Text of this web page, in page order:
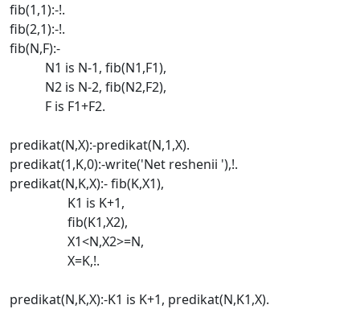
fib(1,1):-!.
fib(2,1):-!.
fib(N,F):-
N1 is N-1, fib(N1,F1),
N2 is N-2, fib(N2,F2),
F is F1+F2.
predikat(N,X):-predikat(N,1,X).
predikat(1,K,0):-write('Net reshenii '),!.
predikat(N,K,X):- fib(K,X1),
K1 is K+1,
fib(K1,X2),
X1<N,X2>=N,
X=K,!.
predikat(N,K,X):-K1 is K+1, predikat(N,K1,X).